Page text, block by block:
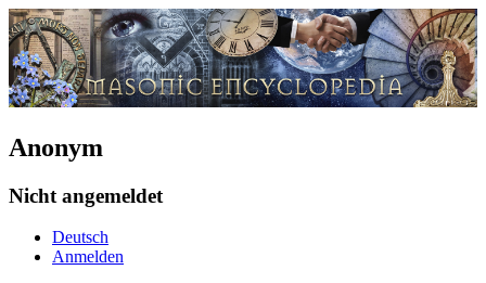
Anonym
Nicht angemeldet
Deutsch
Anmelden